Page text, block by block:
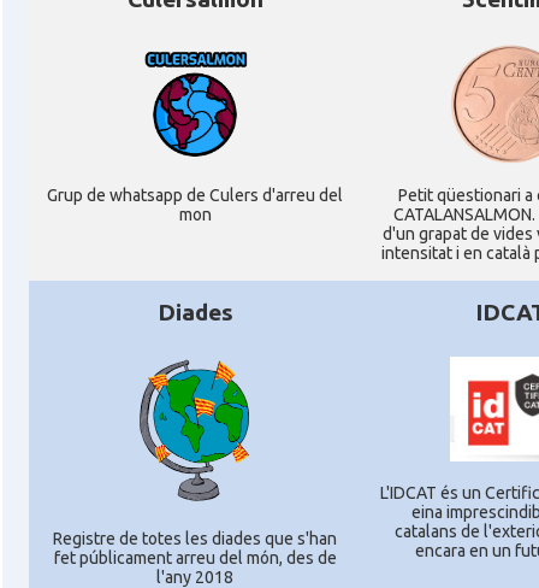
Grup de whatsapp de Culers d'arreu del
mon
Petit qüestionari a
d'un grapat de vides
intensitat i en català
Diades
Registre de totes les diades que s'han
fet públicament arreu del món, des de
l'any 2018
L'IDCAT és un
eina
catalans de
encara en un